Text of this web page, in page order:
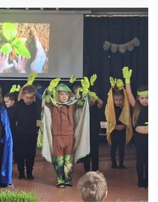
OBCHODY „DNIA ZIEMI”
2025/2026